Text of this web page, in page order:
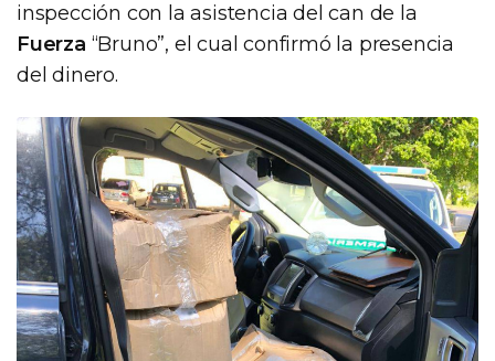
inspección con la asistencia del can de la
Fuerza “Bruno”, el cual confirmó la presencia
del dinero.